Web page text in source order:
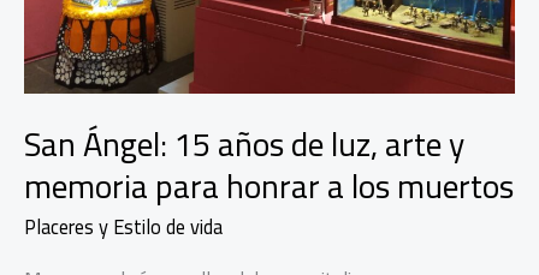
San Ángel: 15 años de luz, arte y
memoria para honrar a los muertos
Placeres y Estilo de vida